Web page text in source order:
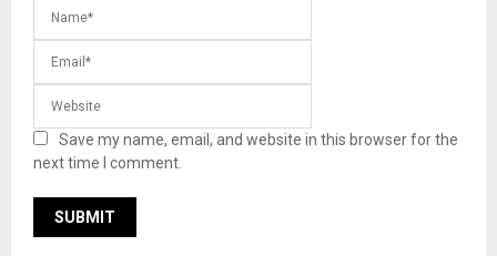
Save my name, email, and website in this browser for the
next time I comment.